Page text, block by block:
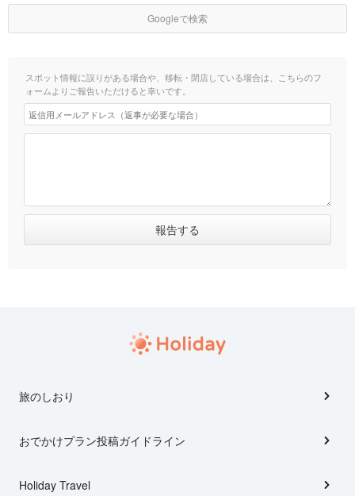
Googleで検索
スポット情報に誤りがある場合や、移転・閉店している場合は、こちらのフ
ォームよりご報告いただけると幸いです。
旅のしおり
おでかけプラン投稿ガイドライン
Holiday Travel